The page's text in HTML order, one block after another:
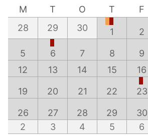
M
T O T F
28
29 30 1 2
5 6 7 8 9
12
13 14 15 16
19 20 21 22 23
26 27 28 29 30
2
3 4 5 6